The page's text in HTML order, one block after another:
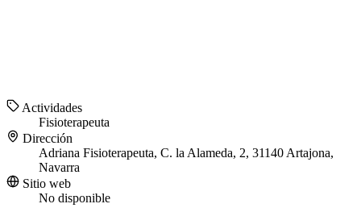
Actividades
Fisioterapeuta
Dirección
Adriana Fisioterapeuta, C. la Alameda, 2, 31140 Artajona,
Navarra
Sitio web
No disponible